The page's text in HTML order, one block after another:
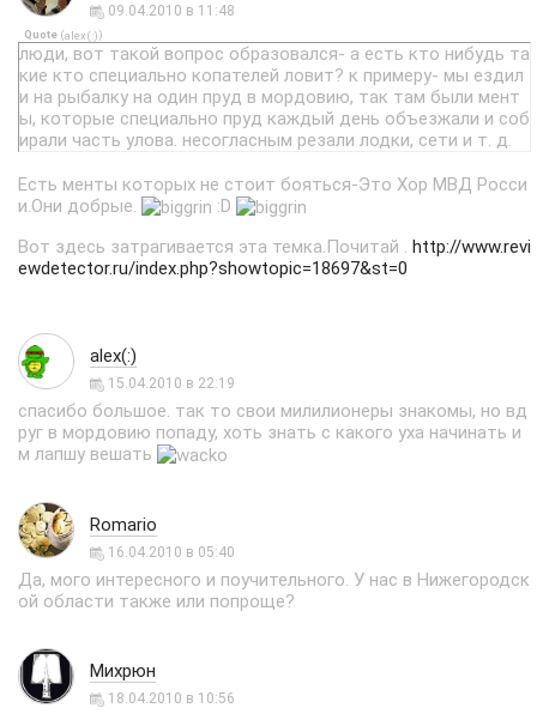
09.04.2010 в 11:48
Quote (alex(:))
люди, вот такой вопрос образовался- а есть кто нибудь та
кие кто специально копателей ловит? к примеру- мы ездил
и на рыбалку на один пруд в мордовию, так там были мент
ы, которые специально пруд каждый день объезжали и соб
ирали часть улова. несогласным резали лодки, сети и т. д.
Есть менты которых не стоит бояться-Это Хор МВД Росси
и.Они добрые.
:D
Вот здесь затрагивается эта темка.Почитай . http://www.revi
ewdetector.ru/index.php?showtopic=18697&st=0
alex(:)
15.04.2010 в 22:19
спасибо большое. так то свои милилионеры знакомы, но вд
руг в мордовию попаду, хоть знать с какого уха начинать и
м лапшу вешать
Romario
16.04.2010 в 05:40
Да, мого интересного и поучительного. У нас в Нижегородск
ой области также или попроще?
Михрюн
18.04.2010 в 10:56